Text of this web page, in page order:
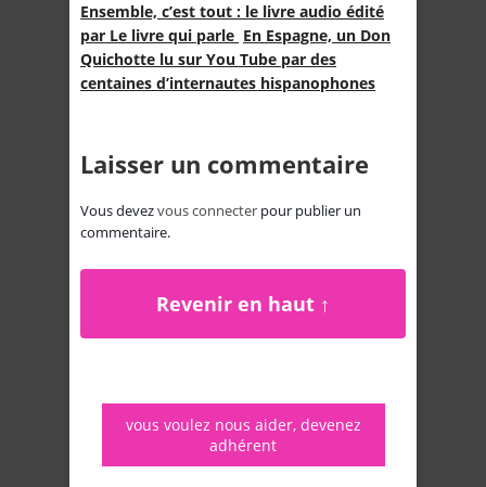
Ensemble, c’est tout : le livre audio édité
par Le livre qui parle En Espagne, un Don
Quichotte lu sur You Tube par des
centaines d’internautes hispanophones
Laisser un commentaire
Vous devezvous connecter pour publier un
commentaire.
Revenir en haut ↑
vous voulez nous aider, devenez
adhérent